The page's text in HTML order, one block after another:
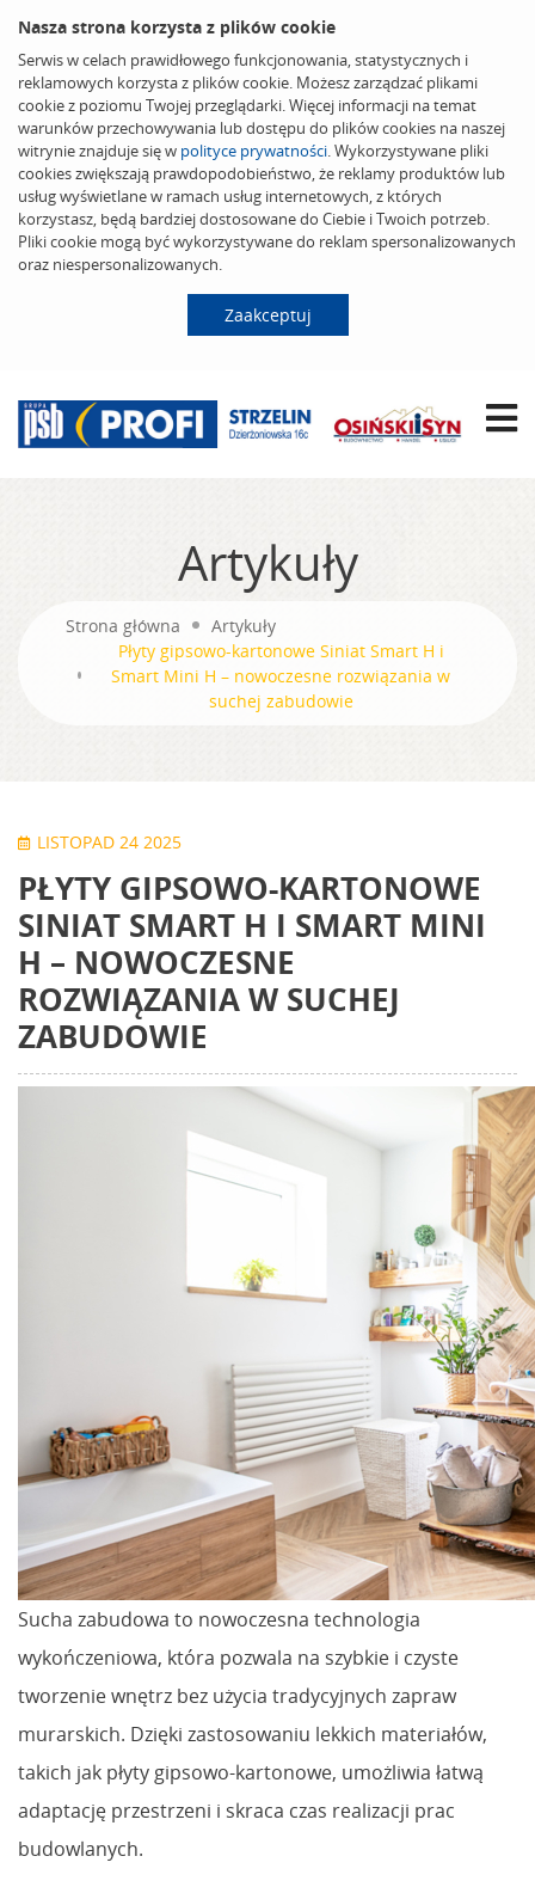
Nasza strona korzysta z plików cookie
Serwis w celach prawidłowego funkcjonowania, statystycznych i
reklamowych korzysta z plików cookie. Możesz zarządzać plikami
cookie z poziomu Twojej przeglądarki. Więcej informacji na temat
warunków przechowywania lub dostępu do plików cookies na naszej
witrynie znajduje się w polityce prywatności. Wykorzystywane pliki
cookies zwiększają prawdopodobieństwo, że reklamy produktów lub
usług wyświetlane w ramach usług internetowych, z których
korzystasz, będą bardziej dostosowane do Ciebie i Twoich potrzeb.
Pliki cookie mogą być wykorzystywane do reklam spersonalizowanych
oraz niespersonalizowanych.
Zaakceptuj
Artykuły
Strona główna
Artykuły
Płyty gipsowo-kartonowe Siniat Smart H i
Smart Mini H – nowoczesne rozwiązania w
suchej zabudowie
LISTOPAD 24 2025
PŁYTY GIPSOWO-KARTONOWE
SINIAT SMART H I SMART MINI
H – NOWOCZESNE
ROZWIĄZANIA W SUCHEJ
ZABUDOWIE
Sucha zabudowa to nowoczesna technologia
wykończeniowa, która pozwala na szybkie i czyste
tworzenie wnętrz bez użycia tradycyjnych zapraw
murarskich. Dzięki zastosowaniu lekkich materiałów,
takich jak płyty gipsowo-kartonowe, umożliwia łatwą
adaptację przestrzeni i skraca czas realizacji prac
budowlanych.